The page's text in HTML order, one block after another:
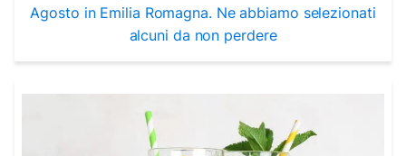
Agosto in Emilia Romagna. Ne abbiamo selezionati
alcuni da non perdere